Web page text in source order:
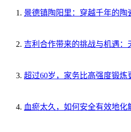
景德镇陶阳里：穿越千年的陶
吉利合作带来的挑战与机遇
超过60岁，家务比高强度锻炼
血瘀太久，如何安全有效地化